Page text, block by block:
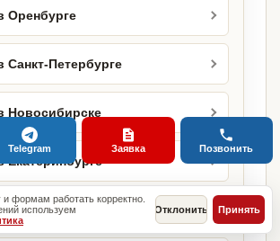
Оренбурге
Санкт-Петербурге
Новосибирске
Екатеринбурге
Казани
формам работать корректно.
используем
Отклонить Принять
Telegram Заявка Позвонить